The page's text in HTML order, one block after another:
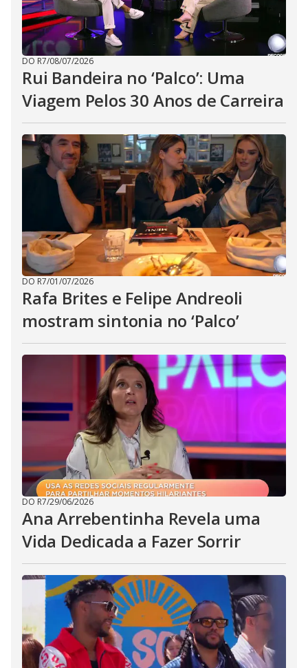
DO R7/08/07/2026
Rui Bandeira no ‘Palco’: Uma
Viagem Pelos 30 Anos de Carreira
DO R7/01/07/2026
Rafa Brites e Felipe Andreoli
mostram sintonia no ‘Palco’
DO R7/29/06/2026
Ana Arrebentinha Revela uma
Vida Dedicada a Fazer Sorrir